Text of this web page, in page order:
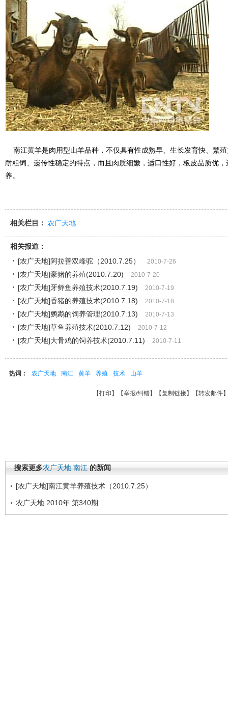
南江黄羊是肉用型山羊品种，不仅具有性成熟早、生长发育快、繁
耐粗饲、遗传性稳定的特点，而且肉质细嫩，适口性好，板皮品质优
养。
相关栏目： 农广天地
相关报道：
[农广天地]阿拉善双峰驼（2010.7.25）
2010-7-26
[农广天地]豪猪的养殖(2010.7.20) 2010-7-20
[农广天地]牙鲆鱼养殖技术(2010.7.19) 2010-7-19
[农广天地]香猪的养殖技术(2010.7.18) 2010-7-18
[农广天地]鹦鹉的饲养管理(2010.7.13) 2010-7-13
[农广天地]草鱼养殖技术(2010.7.12) 2010-7-12
[农广天地]大骨鸡的饲养技术(2010.7.11) 2010-7-11
热词： 农广天地 南江 黄羊 养殖 技术 山羊
【打印 】【举报/纠错】【复制链接】【转发邮件
搜索更多农广天地 南江 的新闻
[农广天地]南江黄羊养殖技术（2010.7.25）
农广天地 2010年 第340期